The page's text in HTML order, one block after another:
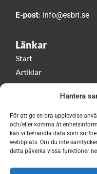
Hantera
För att ge en bra upplevelse
och/eller komma åt
kan vi behandla data som
webbplats. Om du inte
detta påverka vissa funktioner
E-post: info@esbri.se
Länkar
Start
Artiklar
Esbri play
Om Esbri
Håll dig
Prenumerera här